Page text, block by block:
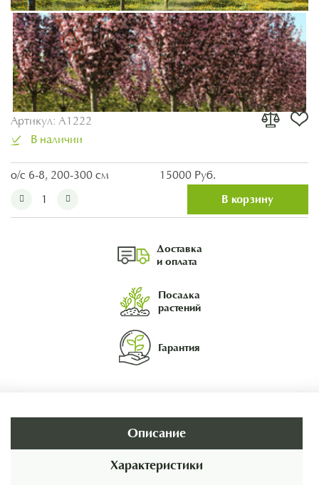
Артикул: A1222
В наличии
о/с 6-8, 200-300 см 15000 Руб.
В корзину
Доставка
и оплата
Посадка
растений
Гарантия
Описание
Характеристики